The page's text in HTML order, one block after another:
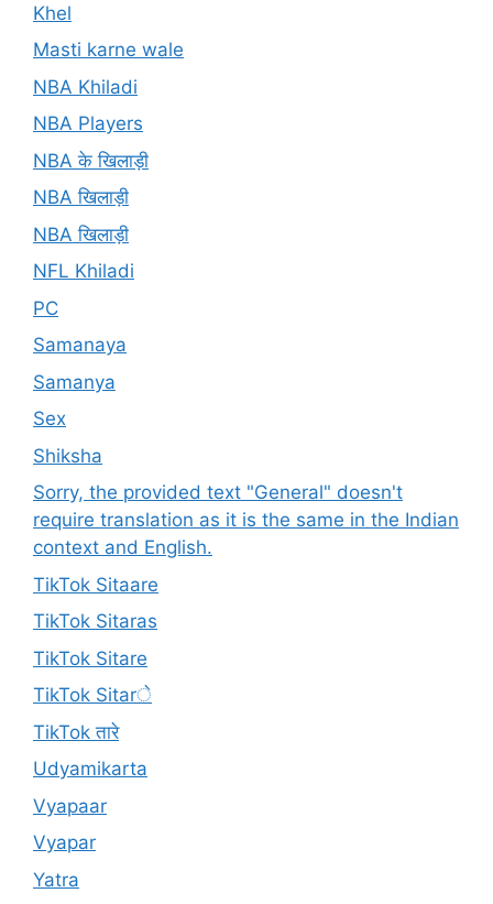
Khel
Masti karne wale
NBA Khiladi
NBA Players
NBA के खिलाड़ी
NBA खिलाड़ी
NBA खिलाड़ी
NFL Khiladi
PC
Samanaya
Samanya
Sex
Shiksha
Sorry, the provided text "General" doesn't
require translation as it is the same in the Indian
context and English.
TikTok Sitaare
TikTok Sitaras
TikTok Sitare
TikTok Sitarे
TikTok तारे
Udyamikarta
Vyapaar
Vyapar
Yatra